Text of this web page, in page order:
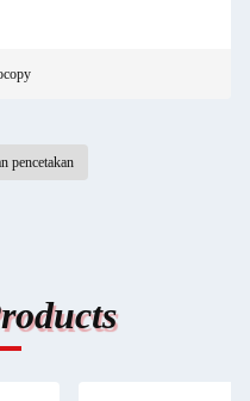
pencetakan